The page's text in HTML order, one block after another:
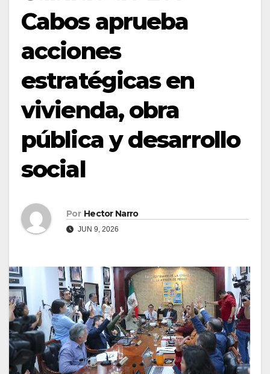
Cabos aprueba
acciones
estratégicas en
vivienda, obra
pública y desarrollo
social
Por Hector Narro
JUN 9, 2026